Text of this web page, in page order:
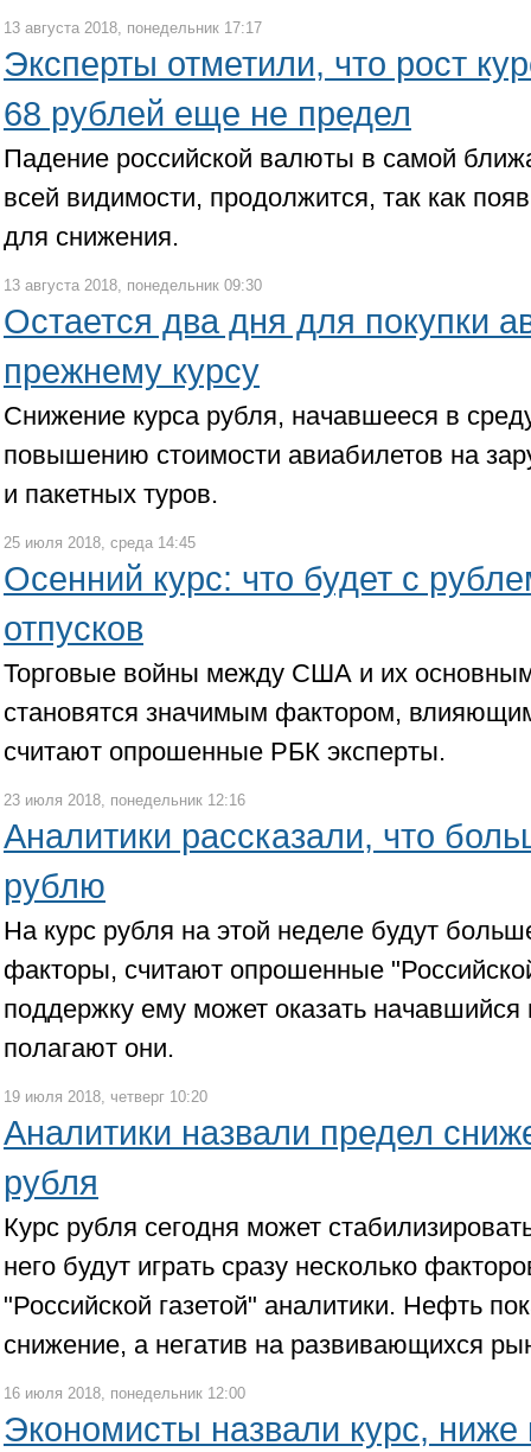
13 августа 2018, понедельник 17:17
Эксперты отметили, что рост
68 рублей еще не предел
Падение российской валюты в самой
всей видимости, продолжится, так как
для снижения.
13 августа 2018, понедельник 09:30
Остается два дня для покупки
прежнему курсу
Снижение курса рубля, начавшееся в
повышению стоимости авиабилетов на
и пакетных туров.
25 июля 2018, среда 14:45
Осенний курс: что будет с
отпусков
Торговые войны между США и их
становятся значимым фактором,
считают опрошенные РБК эксперты.
23 июля 2018, понедельник 12:16
Аналитики рассказали, что
рублю
На курс рубля на этой неделе будут
факторы, считают опрошенные
поддержку ему может оказать
полагают они.
19 июля 2018, четверг 10:20
Аналитики назвали предел
рубля
Курс рубля сегодня может
него будут играть сразу несколько
"Российской газетой" аналитики. Нефть
снижение, а негатив на развивающихся
16 июля 2018, понедельник 12:00
Экономисты назвали курс, ниже